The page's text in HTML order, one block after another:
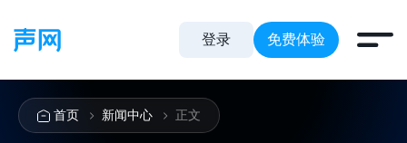
登录 免费体验
首页 新闻中心 正文